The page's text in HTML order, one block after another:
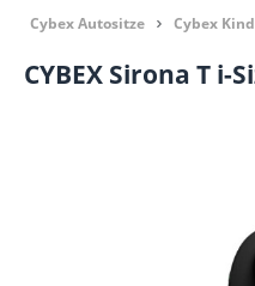
Cybex Autositze Cybex
CYBEX Sirona T i-